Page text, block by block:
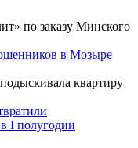
по заказу Минского
в Мозыре
квартиру
I полугодии